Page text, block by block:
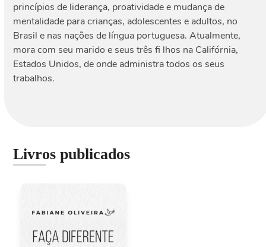
princípios de liderança, proatividade e mudança de
mentalidade para crianças, adolescentes e adultos, no
Brasil e nas nações de língua portuguesa. Atualmente,
mora com seu marido e seus três fi lhos na Califórnia,
Estados Unidos, de onde administra todos os seus
trabalhos.
Livros publicados